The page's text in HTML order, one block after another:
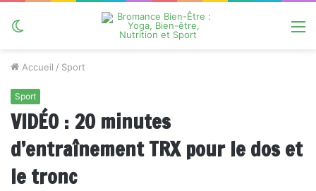
Accueil / Sport
Sport
VIDÉO : 20 minutes
d’entraînement TRX pour le dos et
le tronc